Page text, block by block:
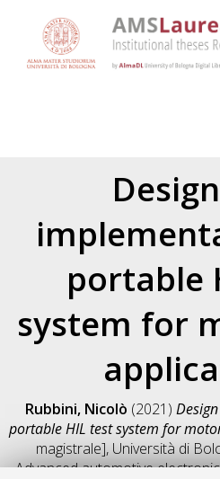
portable
system for
Rubbini, Nicolò (2021)
portable HIL test system for
magistrale], Università di
Advanced automotive